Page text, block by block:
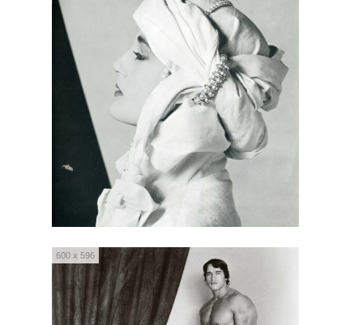
600 x 596